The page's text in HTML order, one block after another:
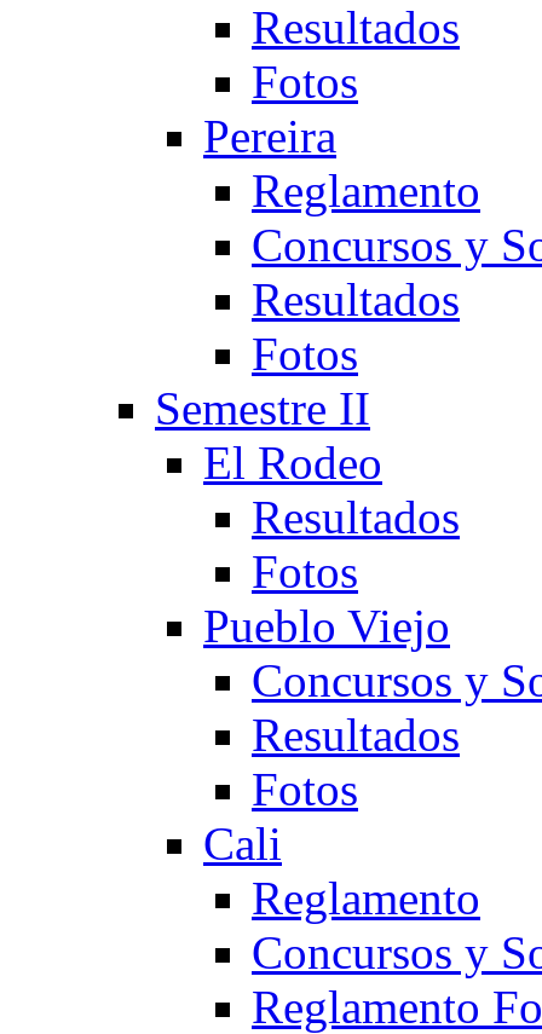
Resultados
Fotos
Pereira
Reglamento
Concursos y
Resultados
Fotos
Semestre II
El Rodeo
Resultados
Fotos
Pueblo Viejo
Concursos y
Resultados
Fotos
Cali
Reglamento
Concursos y
Reglamento